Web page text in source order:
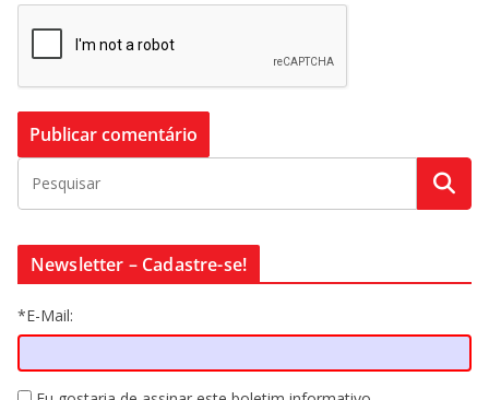
Newsletter – Cadastre-se!
*E-Mail: